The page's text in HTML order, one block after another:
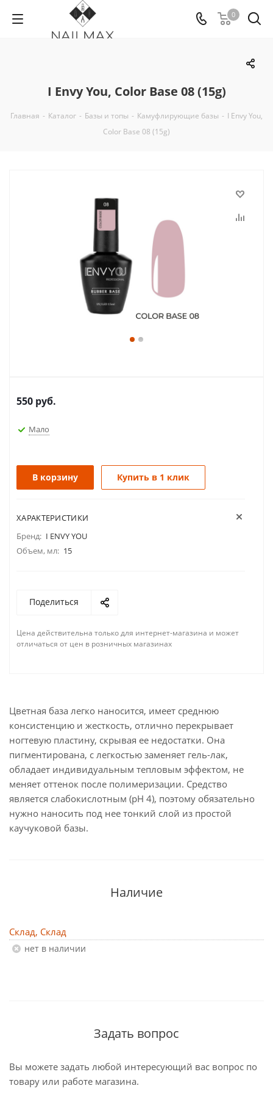
0
I Envy You, Color Base 08 (15g)
Главная - Каталог - Базы и топы - Камуфлирующие базы - I Envy You,
Color Base 08 (15g)
550 руб.
Мало
В корзину Купить в 1 клик
ХАРАКТЕРИСТИКИ
Бренд: I ENVY YOU
Объем, мл: 15
Поделиться
Цена действительна только для интернет-магазина и может
отличаться от цен в розничных магазинах
Цветная база легко наносится, имеет среднюю
консистенцию и жесткость, отлично перекрывает
ногтевую пластину, скрывая ее недостатки. Она
пигментирована, с легкостью заменяет гель-лак,
обладает индивидуальным тепловым эффектом, не
меняет оттенок после полимеризации. Средство
является слабокислотным (pH 4), поэтому обязательно
нужно наносить под нее тонкий слой из простой
каучуковой базы.
Наличие
Склад, Склад
Нет в наличии
Задать вопрос
Вы можете задать любой интересующий вас вопрос по
товару или работе магазина.